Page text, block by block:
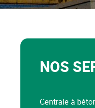
NOS
Centrale à